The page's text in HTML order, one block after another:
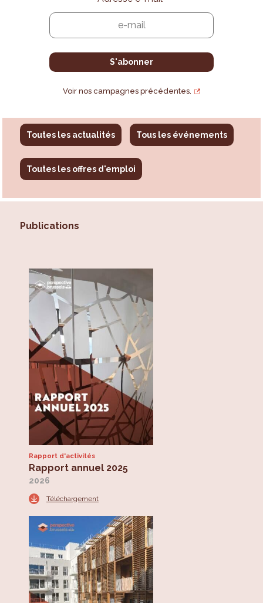
Voir nos campagnes précédentes.
Toutes les actualités Tous les événements
Toutes les offres d'emploi
Publications
Rapport d'activités
Rapport annuel 2025
2026
Téléchargement